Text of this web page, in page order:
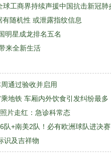
工商界持续声援中国抗击新冠肺
随机性 或泄露指纹信息
明星成龙排名五名
来全新生活
通过验收并启用
地铁 车厢内外饮食引发纠纷最多
片走红：急诊科常态
队+南美2队！必有欧洲球队进决
识及吉祥物